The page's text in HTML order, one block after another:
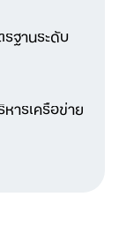
ฐานระดับ
ารเครือข่าย